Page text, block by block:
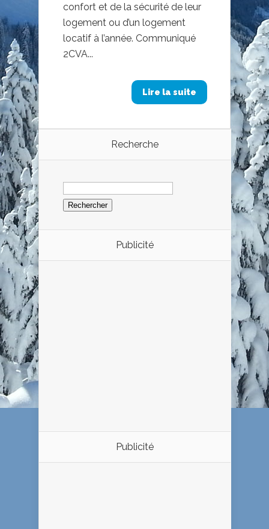
confort et de la sécurité de leur
logement ou d’un logement
locatif à l’année. Communiqué
2CVA...
Lire la suite
Recherche
Rechercher :
Publicité
Publicité